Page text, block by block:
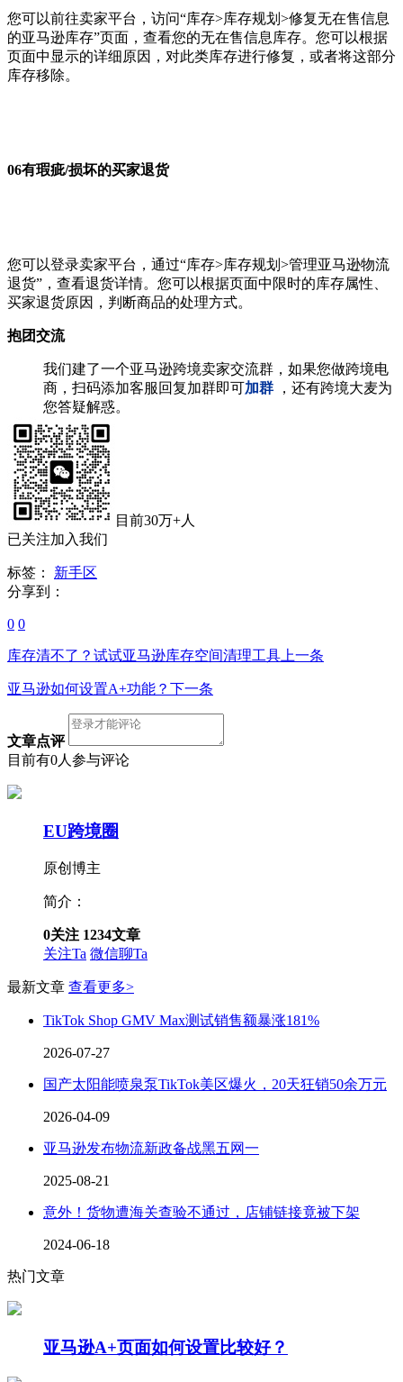
您可以前往卖家平台，访问“库存>库存规划>修复无在售信息
的亚马逊库存”页面，查看您的无在售信息库存。您可以根据
页面中显示的详细原因，对此类库存进行修复，或者将这部分
库存移除。
06有瑕疵/损坏的买家退货
您可以登录卖家平台，通过“库存>库存规划>管理亚马逊物流
退货”，查看退货详情。您可以根据页面中限时的库存属性、
买家退货原因，判断商品的处理方式。
抱团交流
我们建了一个亚马逊跨境卖家交流群，如果您做跨境电
商，扫码添加客服回复加群即可加群
，还有跨境大麦为
您答疑解惑。
目前30万+人
已关注加入我们
标签：
新手区
分享到：
0 0
库存清不了？试试亚马逊库存空间清理工具 上一条
亚马逊如何设置A+功能？ 下一条
文章点评
目前有0人参与评论
EU跨境圈
原创博主
简介：
0关注 1234文章
关注Ta 微信聊Ta
最新文章 查看更多>
TikTok Shop GMV Max测试销售额暴涨181%
2026-07-27
国产太阳能喷泉泵TikTok美区爆火，20天狂销50余万元
2026-04-09
亚马逊发布物流新政备战黑五网一
2025-08-21
意外！货物遭海关查验不通过，店铺链接竟被下架
2024-06-18
热门文章
亚马逊A+页面如何设置比较好？